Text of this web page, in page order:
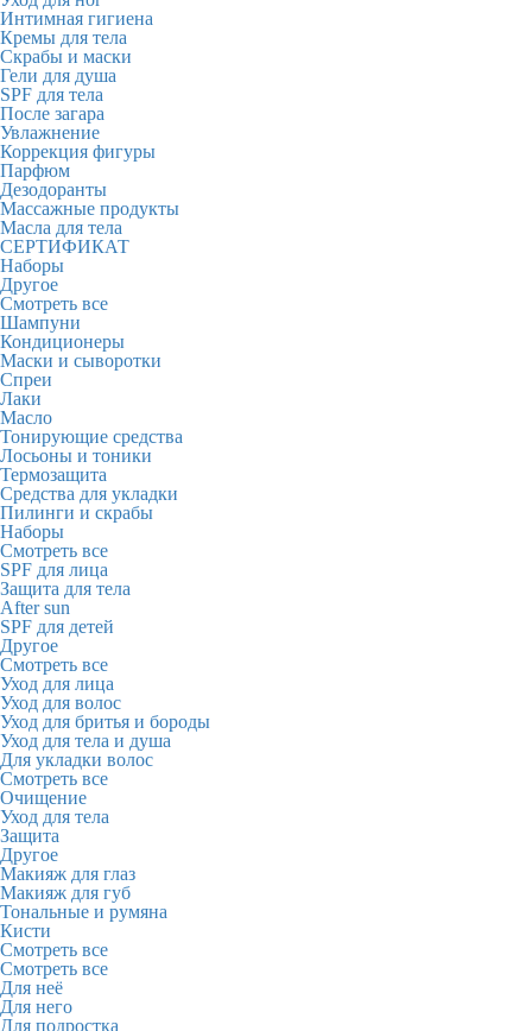
Интимная гигиена
Кремы для тела
Скрабы и маски
Гели для душа
SPF для тела
После загара
Увлажнение
Коррекция фигуры
Парфюм
Дезодоранты
Массажные продукты
Масла для тела
СЕРТИФИКАТ
Наборы
Другое
Смотреть все
Шампуни
Кондиционеры
Маски и сыворотки
Спреи
Лаки
Масло
Тонирующие средства
Лосьоны и тоники
Термозащита
Средства для укладки
Пилинги и скрабы
Наборы
Смотреть все
SPF для лица
Защита для тела
After sun
SPF для детей
Другое
Смотреть все
Уход для лица
Уход для волос
Уход для бритья и бороды
Уход для тела и душа
Для укладки волос
Смотреть все
Очищение
Уход для тела
Защита
Другое
Макияж для глаз
Макияж для губ
Тональные и румяна
Кисти
Смотреть все
Смотреть все
Для неё
Для него
Для подростка